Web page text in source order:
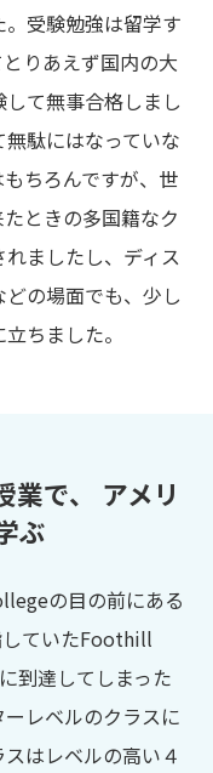
受験勉強は留学す
りあえず国内の大
て無事合格しまし
駄にはなっていな
ちろんですが、世
ときの多国籍なク
ましたし、ディス
の場面でも、少し
ちました。
業で、 アメリ
ぶ
の目の前にある
していたFoothill
到達してしまった
レベルのクラスに
はレベルの高い４